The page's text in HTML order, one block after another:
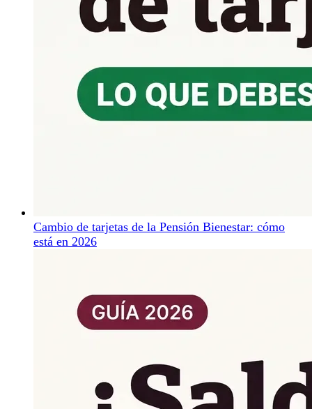
Cambio de tarjetas de la Pensión Bienestar: cómo
está en 2026